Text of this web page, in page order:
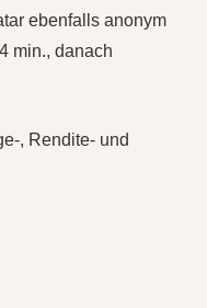
ebenfalls anonym
min., danach
, Rendite- und